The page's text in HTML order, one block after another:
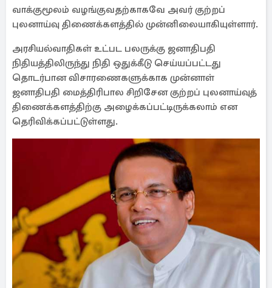
வாக்குமூலம் வழங்குவதற்காகவே அவர் குற்றப்
புலனாய்வு திணைக்களத்தில் முன்னிலையாகியுள்ளார்.
அரசியல்வாதிகள் உட்பட பலருக்கு ஜனாதிபதி
நிதியத்திலிருந்து நிதி ஒதுக்கீடு செய்யப்பட்டது
தொடர்பான விசாரணைகளுக்காக முன்னாள்
ஜனாதிபதி மைத்திரிபால சிறிசேன குற்றப் புலனாய்வுத்
திணைக்களத்திற்கு அழைக்கப்பட்டிருக்கலாம் என
தெரிவிக்கப்பட்டுள்ளது.